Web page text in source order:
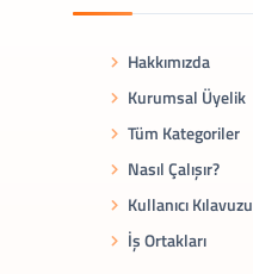
Hakkımızda
Kurumsal Üyelik
Tüm Kategoriler
Nasıl Çalışır?
Kullanıcı Kılavuzu
İş Ortakları